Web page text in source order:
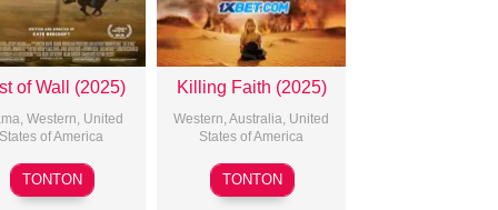
of Wall (2025)
, Western, United
States of America
2025-
08-
TONTON
Killing Faith (2025)
Western,Australia, United
States of America
2025-
10-
TONTON